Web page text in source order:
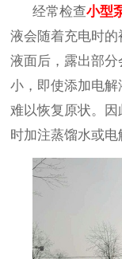
经常检查小型
液会随着充电时
液面后，露出部
小，即使添加电
难以恢复原状。
时加注蒸馏水或电